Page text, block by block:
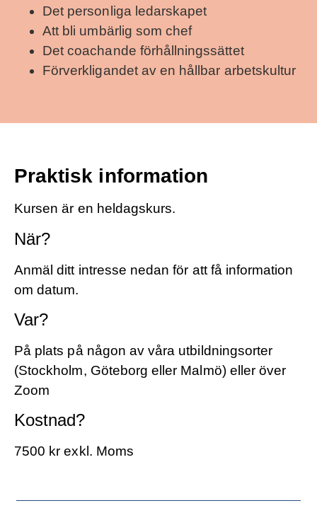
Det personliga ledarskapet
Att bli umbärlig som chef
Det coachande förhållningssättet
Förverkligandet av en hållbar arbetskultur
Praktisk information
Kursen är en heldagskurs.
När?
Anmäl ditt intresse nedan för att få information
om datum.
Var?
På plats på någon av våra utbildningsorter
(Stockholm, Göteborg eller Malmö) eller över
Zoom
Kostnad?
7500 kr exkl. Moms